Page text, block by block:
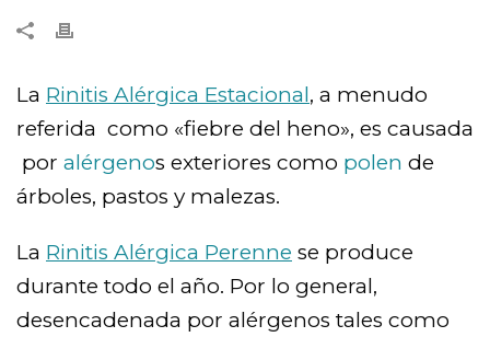
La Rinitis Alérgica Estacional, a menudo
referida como «fiebre del heno», es causada
por alérgenos exteriores como polen de
árboles, pastos y malezas.
La Rinitis Alérgica Perenne se produce
durante todo el año. Por lo general,
desencadenada por alérgenos tales como